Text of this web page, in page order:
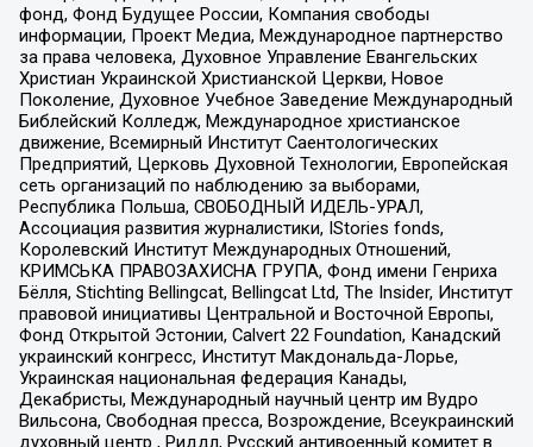
фонд, Фонд Будущее России, Компания свободы
информации, Проект Медиа, Международное партнерство
за права человека, Духовное Управление Евангельских
Христиан Украинской Христианской Церкви, Новое
Поколение, Духовное Учебное Заведение Международный
Библейский Колледж, Международное христианское
движение, Всемирный Институт Саентологических
Предприятий, Церковь Духовной Технологии, Европейская
сеть организаций по наблюдению за выборами,
Республика Польша, СВОБОДНЫЙ ИДЕЛЬ-УРАЛ,
Ассоциация развития журналистики, IStories fonds,
Королевский Институт Международных Отношений,
КРИМСЬКА ПРАВОЗАХИСНА ГРУПА, Фонд имени Генриха
Бёлля, Stichting Bellingcat, Bellingcat Ltd, The Insider, Институт
правовой инициативы Центральной и Восточной Европы,
Фонд Открытой Эстонии, Calvert 22 Foundation, Канадский
украинский конгресс, Институт Макдональда-Лорье,
Украинская национальная федерация Канады,
Декабристы, Международный научный центр им Вудро
Вильсона, Свободная пресса, Возрождение, Всеукраинский
духовный центр , Риддл, Русский антивоенный комитет в